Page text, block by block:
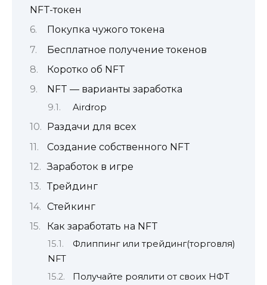
NFT-токен
Покупка чужого токена
Бесплатное получение токенов
Коротко об NFT
NFT — варианты заработка
Airdrop
Раздачи для всех
Создание собственного NFT
Заработок в игре
Трейдинг
Стейкинг
Как заработать на NFT
Флиппинг или трейдинг(торговля)
NFT
Получайте роялити от своих НФТ